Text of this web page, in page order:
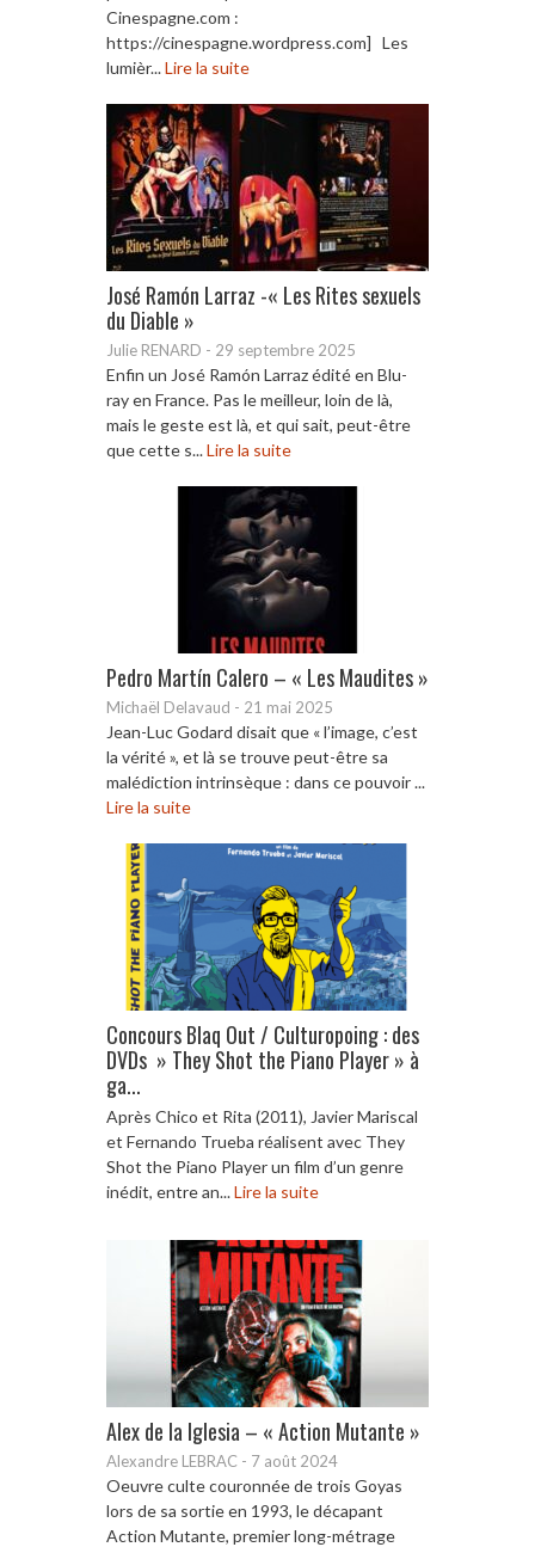
Cinespagne.com :
https://cinespagne.wordpress.com] Les
lumièr...Lire la suite
José Ramón Larraz -« Les Rites sexuels
du Diable »
Julie RENARD - 29 septembre 2025
Enfin un José Ramón Larraz édité en Blu-
ray en France. Pas le meilleur, loin de là,
mais le geste est là, et qui sait, peut-être
que cette s...Lire la suite
Pedro Martín Calero – « Les Maudites »
Michaël Delavaud - 21 mai 2025
Jean-Luc Godard disait que « l’image, c’est
la vérité », et là se trouve peut-être sa
malédiction intrinsèque : dans ce pouvoir ...
Lire la suite
Concours Blaq Out / Culturopoing : des
DVDs » They Shot the Piano Player » à
ga...
Après Chico et Rita (2011), Javier Mariscal
et Fernando Trueba réalisent avec They
Shot the Piano Player un film d’un genre
inédit, entre an...Lire la suite
Alex de la Iglesia – « Action Mutante »
Alexandre LEBRAC - 7 août 2024
Oeuvre culte couronnée de trois Goyas
lors de sa sortie en 1993, le décapant
Action Mutante, premier long-métrage